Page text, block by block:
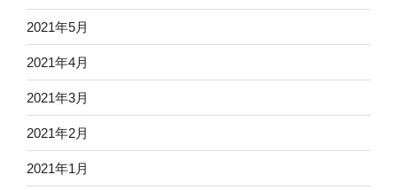
2021年5月
2021年4月
2021年3月
2021年2月
2021年1月